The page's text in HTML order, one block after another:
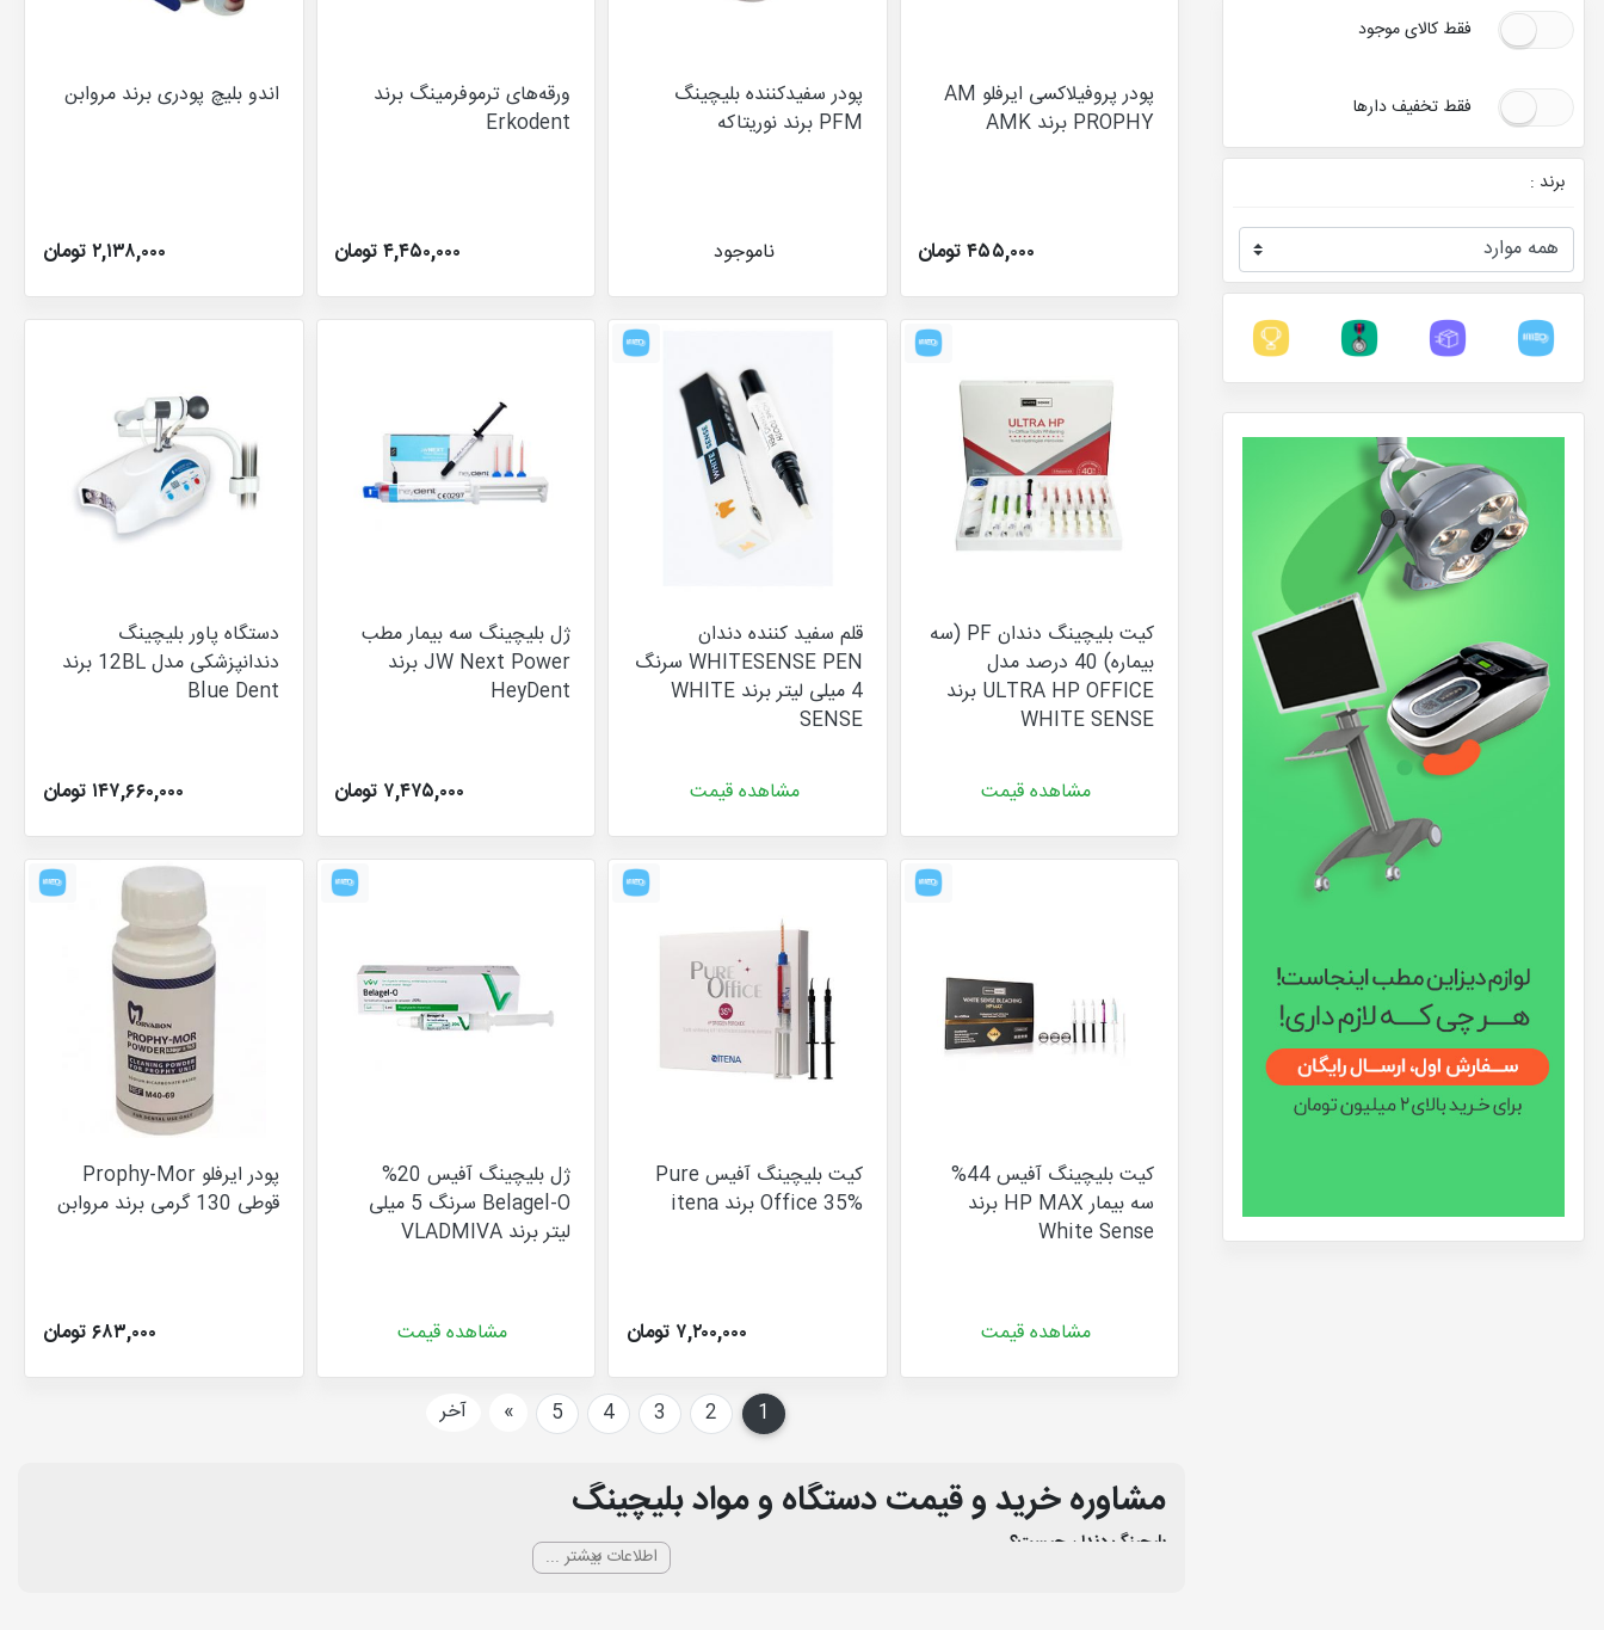
پودر پروفیلاکسی ایرفلو AM
PROPHY برند AMK
۴۵۵,۰۰۰ تومان
پودر سفیدکننده بلیچینگ
PFM برند نوریتاکه
ناموجود
ورقه‌های ترموفرمینگ برند
Erkodent
۴,۴۵۰,۰۰۰ تومان
اندو بلیچ پودری برند مروابن
۲,۱۳۸,۰۰۰ تومان
کیت بلیچینگ دندان PF (سه
بیماره) 40 درصد مدل
ULTRA HP OFFICE برند
WHITE SENSE
مشاهده قیمت
قلم سفید کننده دندان
WHITESENSE PEN سرنگ
4 میلی لیتر برند WHITE
SENSE
مشاهده قیمت
ژل بلیچینگ سه بیمار مطب
JW Next Power برند
HeyDent
۷,۴۷۵,۰۰۰ تومان
دستگاه پاور بلیچینگ
دندانپزشکی مدل 12BL برند
Blue Dent
۱۴۷,۶۶۰,۰۰۰ تومان
کیت بلیچینگ آفیس 44%
سه بیمار HP MAX برند
White Sense
مشاهده قیمت
کیت بلیچینگ آفیس Pure
Office 35% برند itena
۷,۲۰۰,۰۰۰ تومان
ژل بلیچینگ آفیس 20%
Belagel-O سرنگ 5 میلی
لیتر برند VLADMIVA
مشاهده قیمت
پودر ایرفلو Prophy-Mor
قوطی 130 گرمی برند مروابن
۶۸۳,۰۰۰ تومان
1
2
3
4
5
» بعدیآخر
مشاوره خرید و قیمت دستگاه و مواد بلیچینگ
بلیچینگ دندان چیست؟
اطلاعات بیشتر ...
فقط کالای موجود
فقط تخفیف دارها
برند :
همه موارد